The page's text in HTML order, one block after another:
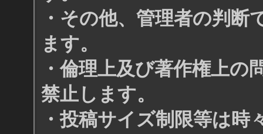
・その他、管理者の判
ます。
・倫理上及び著作権上
禁止します。
・投稿サイズ制限等は